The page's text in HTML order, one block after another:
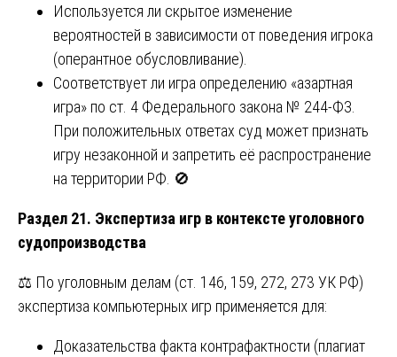
Используется ли скрытое изменение
вероятностей в зависимости от поведения игрока
(оперантное обусловливание).
Соответствует ли игра определению «азартная
игра» по ст. 4 Федерального закона № 244-ФЗ.
При положительных ответах суд может признать
игру незаконной и запретить её распространение
на территории РФ. 🚫
Раздел 21. Экспертиза игр в контексте уголовного
судопроизводства
⚖️ По уголовным делам (ст. 146, 159, 272, 273 УК РФ)
экспертиза компьютерных игр применяется для:
Доказательства факта контрафактности (плагиат